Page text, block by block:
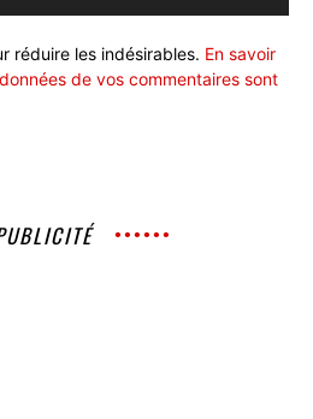
réduire les indésirables. En savoir
de vos commentaires sont